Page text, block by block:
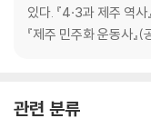
제6부 여순사건과 2·28
제13장 4·3과 여순사건
제15장 증언과 자치의식
제16장 복역생존자의 생
있다. 『4·3과 제주 역사
『제주 민주화 운동사』
관련 분류